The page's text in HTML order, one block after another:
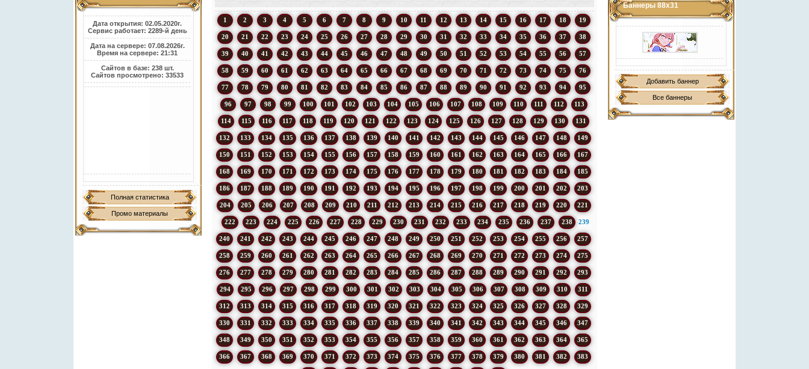
Дата открытия: 02.05.2020г.
Сервис работает: 2289-й день
Дата на сервере: 07.08.2026г.
Время на сервере: 21:31
Сайтов в базе: 238 шт.
Сайтов просмотрено: 33533
Полная статистика
Промо материалы
Баннеры 88х31
Добавить баннер
Все баннеры
1 2 3 4 5 6 7 8 9 10 11 12 13 14 15 16 17 18 19
20 21 22 23 24 25 26 27 28 29 30 31 32 33 34 35 36 37 38
39 40 41 42 43 44 45 46 47 48 49 50 51 52 53 54 55 56 57
58 59 60 61 62 63 64 65 66 67 68 69 70 71 72 73 74 75 76
77 78 79 80 81 82 83 84 85 86 87 88 89 90 91 92 93 94 95
96 97 98 99 100 101 102 103 104 105 106 107 108 109 110 111 112 113
114 115 116 117 118 119 120 121 122 123 124 125 126 127 128 129 130 131
132 133 134 135 136 137 138 139 140 141 142 143 144 145 146 147 148 149
150 151 152 153 154 155 156 157 158 159 160 161 162 163 164 165 166 167
168 169 170 171 172 173 174 175 176 177 178 179 180 181 182 183 184 185
186 187 188 189 190 191 192 193 194 195 196 197 198 199 200 201 202 203
204 205 206 207 208 209 210 211 212 213 214 215 216 217 218 219 220 221
222 223 224 225 226 227 228 229 230 231 232 233 234 235 236 237 238 239
240 241 242 243 244 245 246 247 248 249 250 251 252 253 254 255 256 257
258 259 260 261 262 263 264 265 266 267 268 269 270 271 272 273 274 275
276 277 278 279 280 281 282 283 284 285 286 287 288 289 290 291 292 293
294 295 296 297 298 299 300 301 302 303 304 305 306 307 308 309 310 311
312 313 314 315 316 317 318 319 320 321 322 323 324 325 326 327 328 329
330 331 332 333 334 335 336 337 338 339 340 341 342 343 344 345 346 347
348 349 350 351 352 353 354 355 356 357 358 359 360 361 362 363 364 365
366 367 368 369 370 371 372 373 374 375 376 377 378 379 380 381 382 383